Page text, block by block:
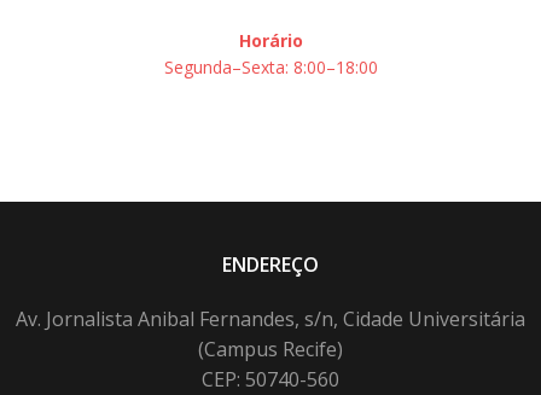
Horário
Segunda–Sexta: 8:00–18:00
ENDEREÇO
Av. Jornalista Anibal Fernandes, s/n, Cidade Universitária
(Campus Recife)
CEP: 50740-560